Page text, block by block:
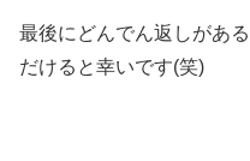
最後にどんでん返しがあ
だけると幸いです(笑)